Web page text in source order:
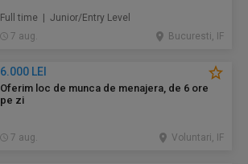
Full time | Junior/Entry Level
7 aug.
Bucuresti, IF
6.000 LEI
Oferim loc de munca de menajera, de 6 ore
pe zi
7 aug. Voluntari, IF